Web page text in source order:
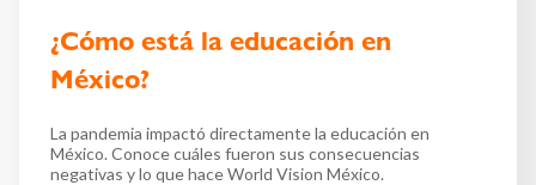
¿Cómo está la educación en
México?
La pandemia impactó directamente la educación en
México. Conoce cuáles fueron sus consecuencias
negativas y lo que hace World Vision México.